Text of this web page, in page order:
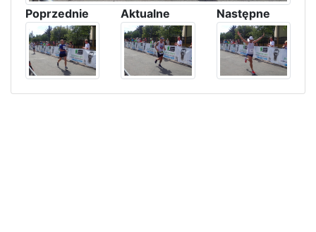
Poprzednie Aktualne Następne